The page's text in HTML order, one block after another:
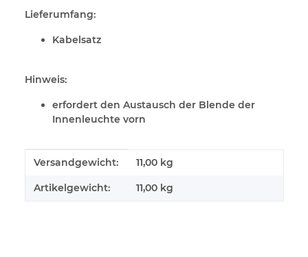
Lieferumfang:
Kabelsatz
Hinweis:
erfordert den Austausch der Blende der
Innenleuchte vorn
Produkteigenschaft
Wert
Versandgewicht: 11,00 kg
Artikelgewicht: 11,00 kg